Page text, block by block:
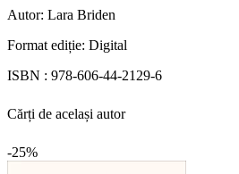
Autor: Lara Briden
Format ediție: Digital
ISBN : 978-606-44-2129-6
Cărți de același autor
-25%